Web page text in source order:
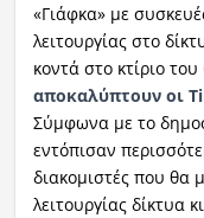
Εκπομπές
Πολιτισμός
«Γιάφκα» με
λειτουργίας στο
κοντά στο κτίριο του
αποκαλύπτουν οι
Σύμφωνα με το
εντόπισαν
διακομιστές που θα
λειτουργίας δίκτυα